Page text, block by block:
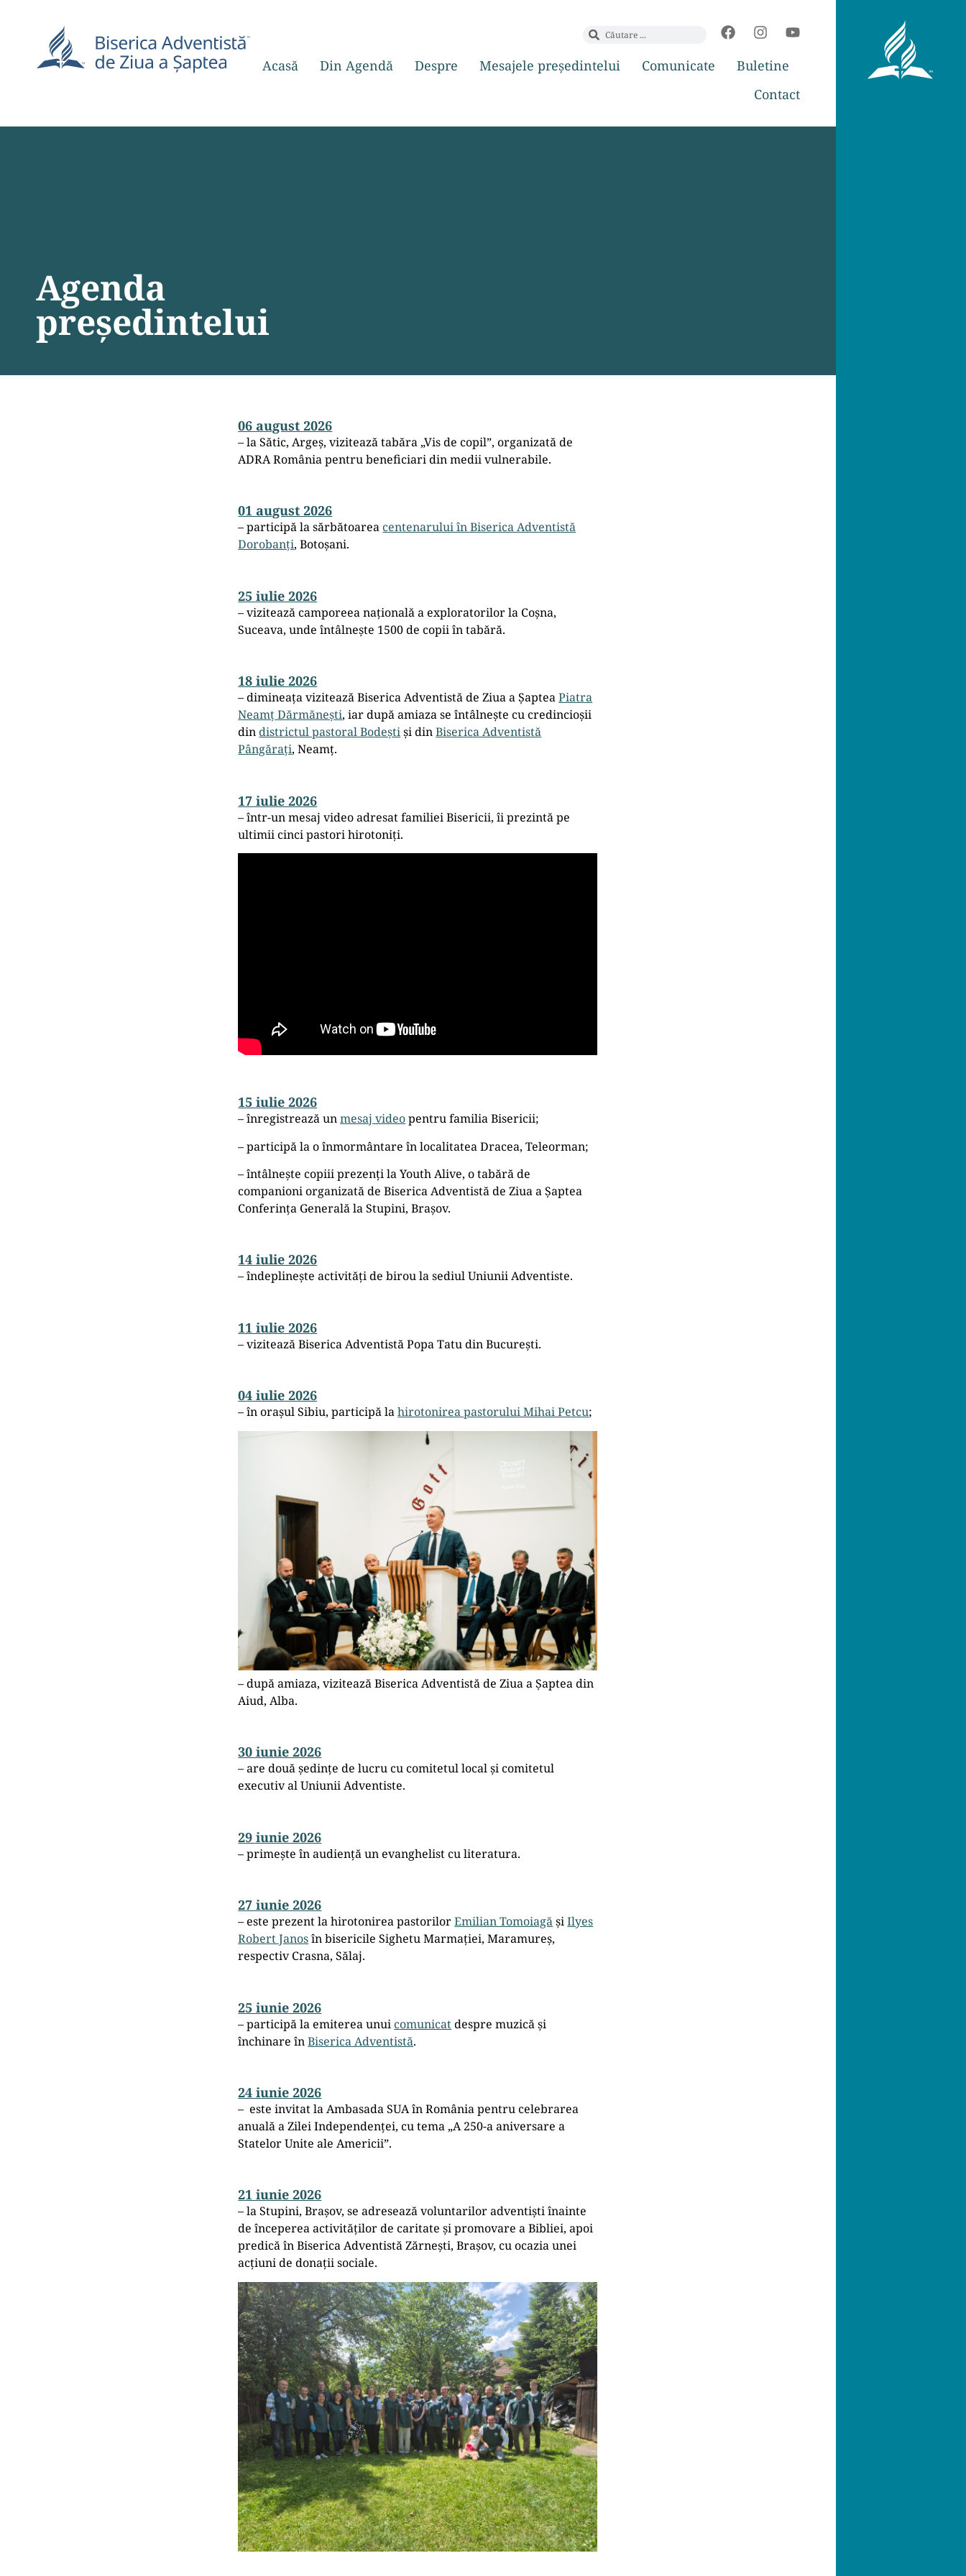
Acasă Din Agendă Despre Mesajele președintelui Comunicate
Buletine
Contact
Agenda
președintelui
06 august 2026
– la Sătic, Argeș, vizitează tabăra „Vis de copil”, organizată de
ADRA România pentru beneficiari din medii vulnerabile.
01 august 2026
– participă la sărbătoarea centenarului în Biserica Adventistă
Dorobanți, Botoșani.
25 iulie 2026
– vizitează camporeea națională a exploratorilor la Coșna,
Suceava, unde întâlnește 1500 de copii în tabără.
18 iulie 2026
– dimineața vizitează Biserica Adventistă de Ziua a ȘapteaPiatra
Neamț Dărmănești, iar după amiaza se întâlnește cu credincioșii
din districtul pastoral Bodeștiși dinBiserica Adventistă
Pângărați, Neamț.
17 iulie 2026
– într-un mesaj video adresat familiei Bisericii, îi prezintă pe
ultimii cinci pastori hirotoniți.
15 iulie 2026
– înregistrează unmesaj videopentru familia Bisericii;
– participă la o înmormântare în localitatea Dracea, Teleorman;
– întâlnește copiii prezenți la Youth Alive, o tabără de
companioni organizată de Biserica Adventistă de Ziua a Șaptea
Conferința Generală la Stupini, Brașov.
14 iulie 2026
– îndeplinește activități de birou la sediul Uniunii Adventiste.
11 iulie 2026
– vizitează Biserica Adventistă Popa Tatu din București.
04 iulie 2026
– în orașul Sibiu, participă lahirotonirea pastorului Mihai Petcu;
– după amiaza, vizitează Biserica Adventistă de Ziua a Șaptea din
Aiud, Alba.
30 iunie 2026
– are două ședințe de lucru cu comitetul local și comitetul
executiv al Uniunii Adventiste.
29 iunie 2026
– primește în audiență un evanghelist cu literatura.
27 iunie 2026
– este prezent la hirotonirea pastorilorEmilian TomoiagășiIlyes
Robert Janosîn bisericile Sighetu Marmației, Maramureș,
respectiv Crasna, Sălaj.
25 iunie 2026
– participă la emiterea unui comunicatdespre muzică și
închinare înBiserica Adventistă.
24 iunie 2026
– este invitat la Ambasada SUA în România pentru celebrarea
anuală a Zilei Independenței, cu tema „A 250-a aniversare a
Statelor Unite ale Americii”.
21 iunie 2026
– la Stupini, Brașov, se adresează voluntarilor adventiști înainte
de începerea activităților de caritate și promovare a Bibliei, apoi
predică în Biserica Adventistă Zărnești, Brașov, cu ocazia unei
acțiuni de donații sociale.